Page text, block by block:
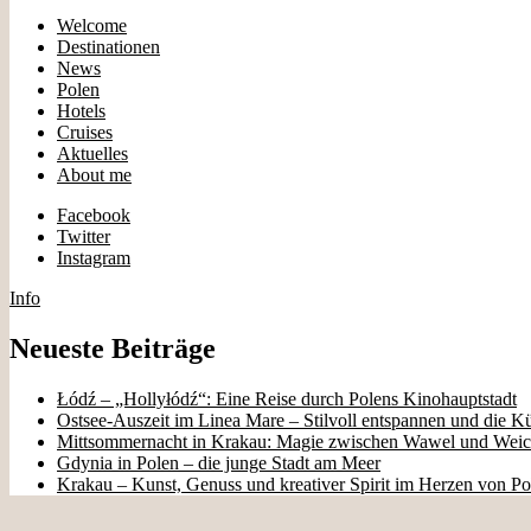
Welcome
Destinationen
News
Polen
Hotels
Cruises
Aktuelles
About me
Facebook
Twitter
Instagram
Info
Neueste Beiträge
Łódź – „Hollyłódź“: Eine Reise durch Polens Kinohauptstadt
Ostsee-Auszeit im Linea Mare – Stilvoll entspannen und die
Mittsommernacht in Krakau: Magie zwischen Wawel und
Gdynia in Polen – die junge Stadt am Meer
Krakau – Kunst, Genuss und kreativer Spirit im Herzen von